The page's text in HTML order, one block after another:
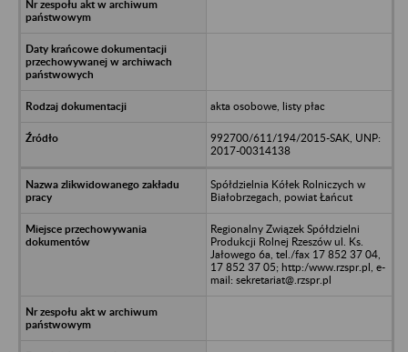
akta osobowe, listy płac
992700/611/194/2015-SAK, UNP:
2017-00314138
Spółdzielnia Kółek Rolniczych w
Białobrzegach, powiat Łańcut
Regionalny Związek Spółdzielni
Produkcji Rolnej Rzeszów ul. Ks.
Jałowego 6a, tel./fax 17 852 37 04,
17 852 37 05; http:/www.rzspr.pl, e-
mail: sekretariat@.rzspr.pl